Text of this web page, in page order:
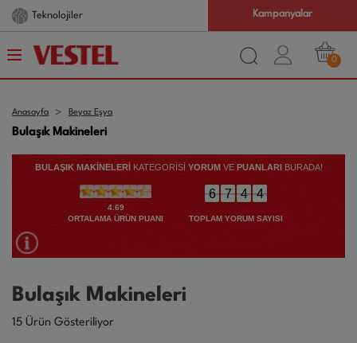
Com.trFarkı Kampanyalar
0
Anasayfa Beyaz Eşya
Bulaşık Makineleri
BULAŞIK MAKINELERI KATEGORİSİ YORUMVE PUANLARIBURADA!
4.69
ORTALAMA ÜRÜN PUANI
6
6 7
6
7 4
3
4 4
0
4
TOPLAM YORUM SAYISI
Bulaşık Makineleri
15 Ürün Gösteriliyor